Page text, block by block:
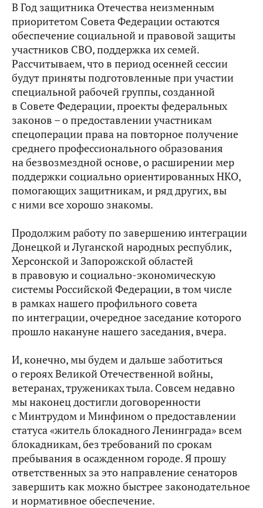
В Год защитника Отечества неизменным
приоритетом Совета Федерации остаются
обеспечение социальной и правовой защиты
участников СВО, поддержка их семей.
Рассчитываем, что в период осенней сессии
будут приняты подготовленные при участии
специальной рабочей группы, созданной
в Совете Федерации, проекты федеральных
законов – о предоставлении участникам
спецоперации права на повторное получение
среднего профессионального образования
на безвозмездной основе, о расширении мер
поддержки социально ориентированных НКО,
помогающих защитникам, и ряд других, вы
с ними все хорошо знакомы.
Продолжим работу по завершению интеграции
Донецкой и Луганской народных республик,
Херсонской и Запорожской областей
в правовую и социально-экономическую
системы Российской Федерации, в том числе
в рамках нашего профильного совета
по интеграции, очередное заседание которого
прошло накануне нашего заседания, вчера.
И, конечно, мы будем и дальше заботиться
о героях Великой Отечественной войны,
ветеранах, тружениках тыла. Совсем недавно
мы наконец достигли договоренности
с Минтрудом и Минфином о предоставлении
статуса «житель блокадного Ленинграда» всем
блокадникам, без требований по срокам
пребывания в осажденном городе. Я прошу
ответственных за это направление сенаторов
завершить как можно быстрее законодательное
и нормативное обеспечение.